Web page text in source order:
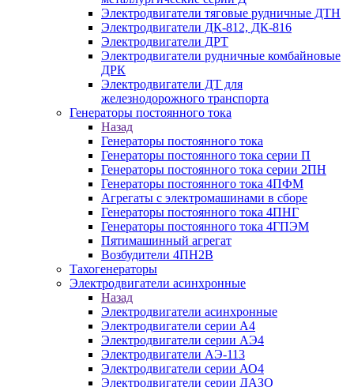
Электродвигатели тяговые рудничные ДТН
Электродвигатели ДК-812, ДК-816
Электродвигатели ДРТ
Электродвигатели рудничные комбайновые
ДРК
Электродвигатели ДТ для
железнодорожного транспорта
Генераторы постоянного тока
Назад
Генераторы постоянного тока
Генераторы постоянного тока серии П
Генераторы постоянного тока серии 2ПН
Генераторы постоянного тока 4ПФМ
Агрегаты с электромашинами в сборе
Генераторы постоянного тока 4ПНГ
Генераторы постоянного тока 4ГПЭМ
Пятимашинный агрегат
Возбудители 4ПН2В
Тахогенераторы
Электродвигатели асинхронные
Назад
Электродвигатели асинхронные
Электродвигатели серии А4
Электродвигатели серии АЭ4
Электродвигатели АЭ-113
Электродвигатели серии АО4
Электродвигатели серии ДАЗО